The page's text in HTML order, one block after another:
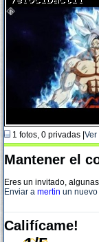
1 fotos, 0 privadas | Ver
Mantener el
Eres un invitado,
Enviar a mertin un
Califícame!